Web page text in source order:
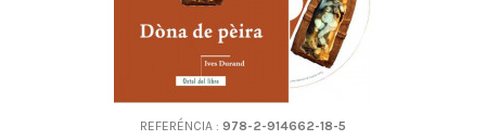
REFERÉNCIA : 978-2-914662-18-5